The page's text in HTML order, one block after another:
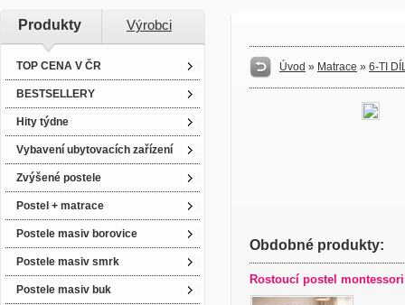
Produkty Výrobci
TOP CENA V ČR
BESTSELLERY
Hity týdne
Vybavení ubytovacích zařízení
Zvýšené postele
Postel + matrace
Postele masiv borovice
Postele masiv smrk
Postele masiv buk
Úvod » Matrace » 6-TI
Obdobné produkty:
Rostoucí postel